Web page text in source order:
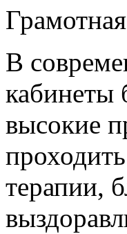
В
кабинеты
высокие
терапии,